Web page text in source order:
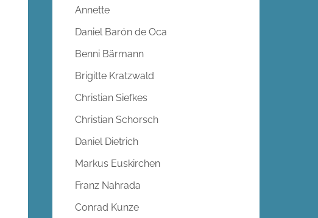
Annette
Daniel Barón de Oca
Benni Bärmann
Brigitte Kratzwald
Christian Siefkes
Christian Schorsch
Daniel Dietrich
Markus Euskirchen
Franz Nahrada
Conrad Kunze